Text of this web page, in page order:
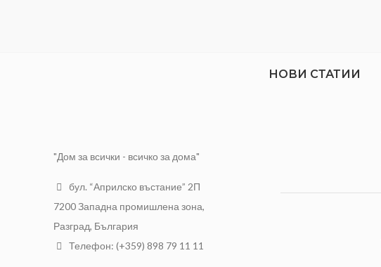
"Дом за всички - всичко за дома"
бул. “Априлско въстание” 2П
7200 Западна промишлена зона,
Разград, България
Телефон: (+359) 898 79 11 11
НОВИ СТАТИИ